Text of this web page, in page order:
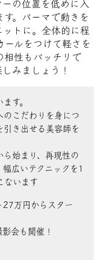
の位置を低めに入
。パーマで動きを
トに。全体的に程
ールをつけて軽さを
相性もバッチリで
みましょう！
す。
のこだわりを身につ
引き出せる美容師を
ら始まり、再現性の
広いテクニックを1
ないます
27万円からスター
会も開催！